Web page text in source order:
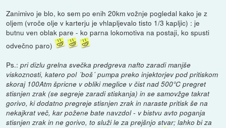
Zanimivo je blo, ko sem po enih 20km vožnje pogledal kako je z
oljem (vroče olje v karterju je vhlapljevalo tisto 1/3 kapljic) : je
butnu ven oblak pare - ko parna lokomotiva na postaji, ko spusti
odvečno paro)
Ps.:pri dizlu grelna svečka predgreva nafto zaradi manjše
viskoznosti, katero pol ´boš´ pumpa preko injektorjev pod pritiskom
skoraj 100Atm špricne v obliki meglice v čist nad 500°C pregret
stisnjen zrak (se segreje zaradi stiskanja) in se samovžge takrat
gorivo, ki dodatno pregreje stisnjen zrak in naraste pritisk še na
nekajkrat več, kar požene bate navzdol - v bistvu avto poganja
stisnjen zrak in ne gorivo, to služi le za prejšnjo stvar; lahko bi za